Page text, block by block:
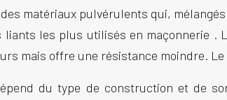
matériaux pulvérulents qui,
liants les plus utilisés en maçonnerie .
mais offre une résistance moindre.
du type de construction et de